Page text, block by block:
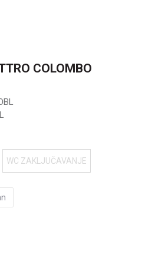
COLOMBO
WC ZAKLJUČAVANJE